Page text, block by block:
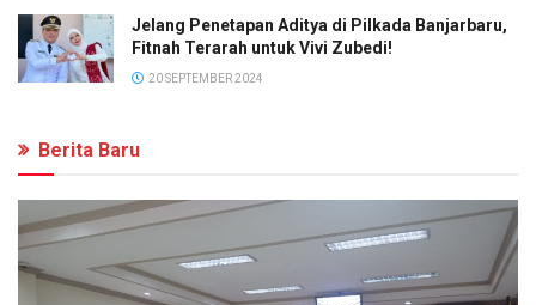
Jelang Penetapan Aditya di Pilkada Banjarbaru,
Fitnah Terarah untuk Vivi Zubedi!
20 SEPTEMBER 2024
Berita Baru